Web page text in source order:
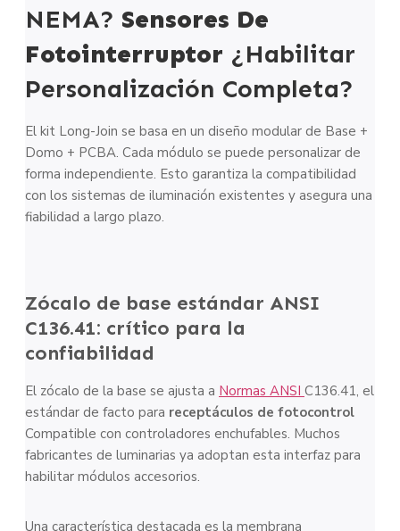
NEMA? Sensores De
Fotointerruptor ¿Habilitar
Personalización Completa?
El kit Long-Join se basa en un diseño modular de Base +
Domo + PCBA. Cada módulo se puede personalizar de
forma independiente. Esto garantiza la compatibilidad
con los sistemas de iluminación existentes y asegura una
fiabilidad a largo plazo.
Zócalo de base estándar ANSI
C136.41: crítico para la
confiabilidad
El zócalo de la base se ajusta a Normas ANSI C136.41, el
estándar de facto para receptáculos de fotocontrol
Compatible con controladores enchufables. Muchos
fabricantes de luminarias ya adoptan esta interfaz para
habilitar módulos accesorios.
Una característica destacada es la membrana